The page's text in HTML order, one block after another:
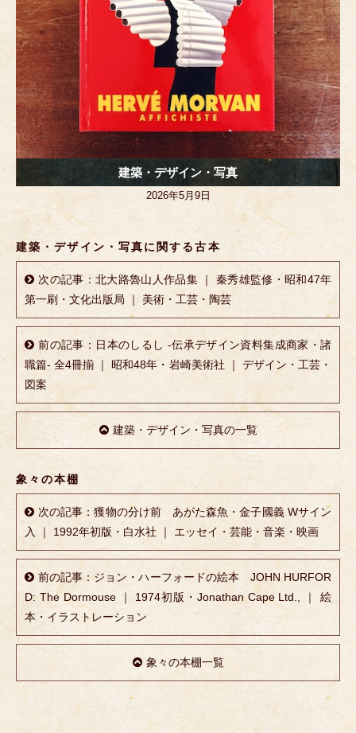
建築・デザイン・写真
2026年5月9日
建築・デザイン・写真に関する古本
次の記事：北大路魯山人作品集 ｜ 秦秀雄監修・昭和47年
第一刷・文化出版局 ｜ 美術・工芸・陶芸
前の記事：日本のしるし -伝承デザイン資料集成商家・諸
職篇- 全4冊揃 ｜ 昭和48年・岩崎美術社 ｜ デザイン・工芸・
図案
建築・デザイン・写真の一覧
象々の本棚
次の記事：獲物の分け前 あがた森魚・金子國義 Wサイン
入 ｜ 1992年初版・白水社 ｜ エッセイ・芸能・音楽・映画
前の記事：ジョン・ハーフォードの絵本 JOHN HURFOR
D: The Dormouse ｜ 1974初版・Jonathan Cape Ltd., ｜ 絵
本・イラストレーション
象々の本棚一覧